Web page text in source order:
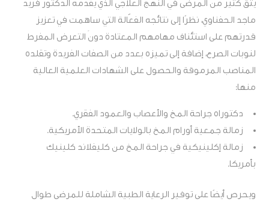
يثق كثير من المرضى في النهج العلاجي الذي يُقدمه الدكتور فريد
ماجد الحفناوي، نظرًا إلى نتائجه الفعّالة التي ساهمت في تعزيز
قدرتهم على استئناف مهامهم المعتادة دونَ التعرض المفرط
لنوبات الصرع، إضافة إلى تميزه بعدد من الصفات الفريدة وتقلده
المناصب المرموقة والحصول على الشهادات العلمية العالية
منها:
دكتوراه جراحة المخ والأعصاب والعمود الفقري.
زمالة جمعية أورام المخ بالولايات المتحدة الأمريكية.
زمالة إكلينيكية في جراحة المخ من كليفلاند كلينيك
بأمريكا.
ويحرص أيضًا على توفير الرعاية الطبية الشاملة للمرضى طوال